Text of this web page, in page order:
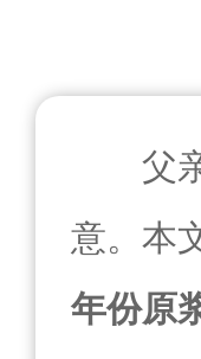
父
意。本
年份原